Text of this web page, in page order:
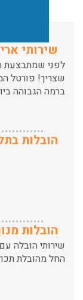
שירותי
לפני שמתבצעת
שצריך! פורטל
ברמה הגבוהה
שירותי הובלה
החל מהובלת